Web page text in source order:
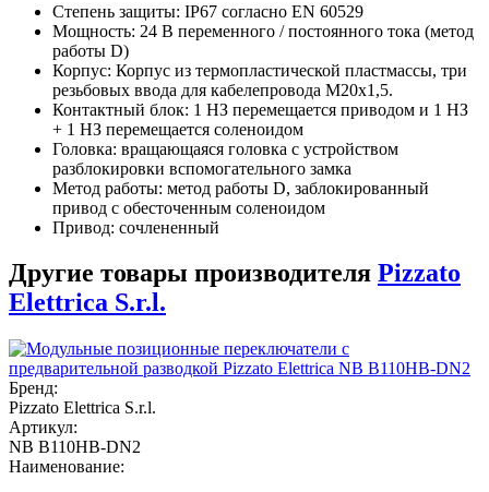
Степень защиты: IP67 согласно EN 60529
Мощность: 24 В переменного / постоянного тока (метод
работы D)
Корпус: Корпус из термопластической пластмассы, три
резьбовых ввода для кабелепровода M20x1,5.
Контактный блок: 1 НЗ перемещается приводом и 1 НЗ
+ 1 НЗ перемещается соленоидом
Головка: вращающаяся головка с устройством
разблокировки вспомогательного замка
Метод работы: метод работы D, заблокированный
привод с обесточенным соленоидом
Привод: сочлененный
Другие товары производителя Pizzato
Elettrica S.r.l.
Бренд:
Pizzato Elettrica S.r.l.
Артикул:
NB B110HB-DN2
Наименование: